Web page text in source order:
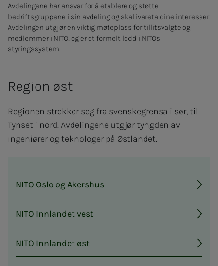
Avdelingene har ansvar for å etablere og støtte
bedriftsgruppene i sin avdeling og skal ivareta dine interesser.
Avdelingen utgjør en viktig møteplass for tillitsvalgte og
medlemmer i NITO, og er et formelt ledd i NITOs
styringssystem.
Region øst
Regionen strekker seg fra svenskegrensa i sør, til
Tynset i nord. Avdelingene utgjør tyngden av
ingeniører og teknologer på Østlandet.
NITO Oslo og Akershus
NITO Innlandet vest
NITO Innlandet øst